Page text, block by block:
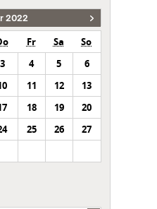
2022
Fr Sa
So
3 4 5
6
11 12
13
18 19
20
25 26
27